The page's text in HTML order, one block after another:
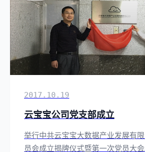
2017.10.19
云宝宝公司党支部成立
举行中共云宝宝大数据产业发展有
员会成立揭牌仪式暨第一次党员大会